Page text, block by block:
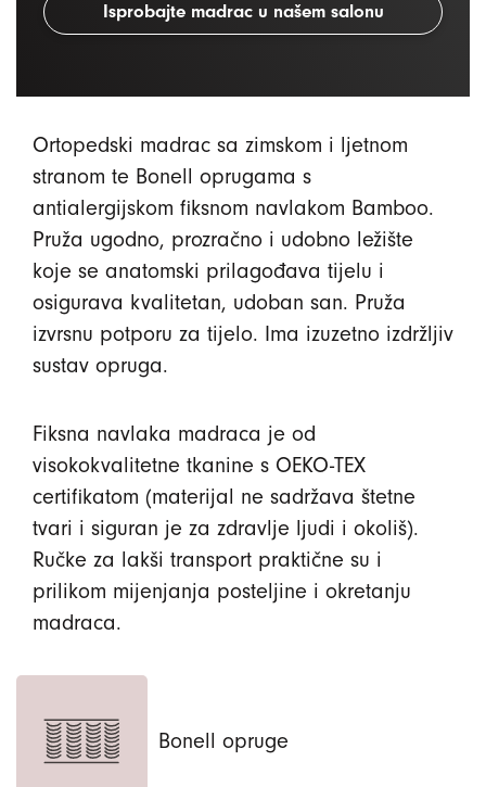
Isprobajte madrac u našem salonu
Ortopedski madrac sa zimskom i ljetnom
stranom te Bonell oprugama s
antialergijskom fiksnom navlakom Bamboo.
Pruža ugodno, prozračno i udobno ležište
koje se anatomski prilagođava tijelu i
osigurava kvalitetan, udoban san. Pruža
izvrsnu potporu za tijelo. Ima izuzetno izdržljiv
sustav opruga.
Fiksna navlaka madraca je od
visokokvalitetne tkanine s OEKO-TEX
certifikatom (materijal ne sadržava štetne
tvari i siguran je za zdravlje ljudi i okoliš).
Ručke za lakši transport praktične su i
prilikom mijenjanja posteljine i okretanju
madraca.
Bonell opruge